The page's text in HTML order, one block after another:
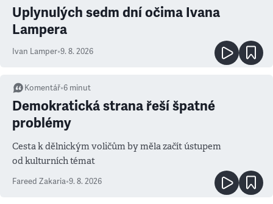
Uplynulých sedm dní očima Ivana
Lampera
Ivan Lamper•9. 8. 2026
Komentář•6 minut
Demokratická strana řeší špatné
problémy
Cesta k dělnickým voličům by měla začít ústupem
od kulturních témat
Fareed Zakaria•9. 8. 2026